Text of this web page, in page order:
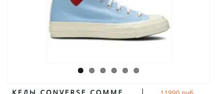
КЕДЫ CONVERSE COMME